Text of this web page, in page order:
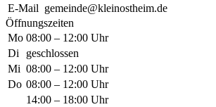
E-Mail gemeinde@kleinostheim.de
Öffnungszeiten
Mo 08:00 – 12:00 Uhr
Di
geschlossen
Mi 08:00 – 12:00 Uhr
Do 08:00 – 12:00 Uhr
14:00 – 18:00 Uhr